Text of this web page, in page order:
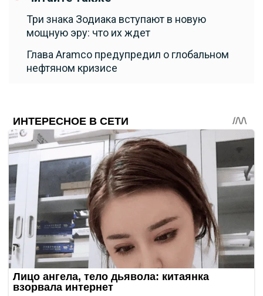
Три знака Зодиака вступают в новую
мощную эру: что их ждет
Глава Aramco предупредил о глобальном
нефтяном кризисе